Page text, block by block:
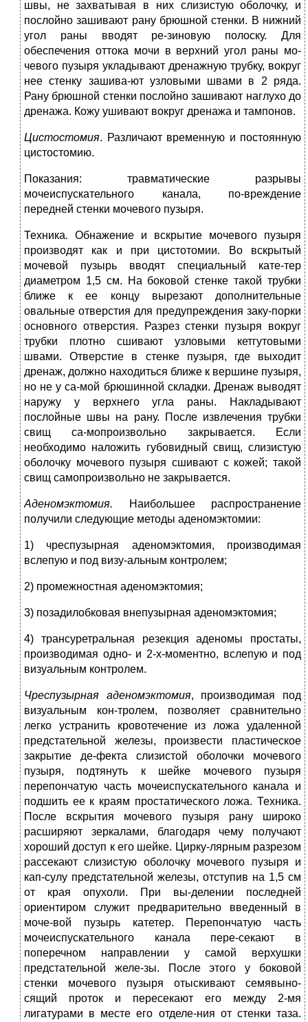
швы, не захватывая в них слизистую оболочку, и
послойно зашивают рану брюшной стенки. В нижний
угол раны вводят ре-зиновую полоску. Для
обеспечения оттока мочи в верхний угол раны мо-
чевого пузыря укладывают дренажную трубку, вокруг
нее стенку зашива-ют узловыми швами в 2 ряда.
Рану брюшной стенки послойно зашивают наглухо до
дренажа. Кожу ушивают вокруг дренажа и тампонов.
Цистостомия. Различают временную и постоянную
цистостомию.
Показания: травматические разрывы
мочеиспускательного канала, по-вреждение
передней стенки мочевого пузыря.
Техника. Обнажение и вскрытие мочевого пузыря
производят как и при цистотомии. Во вскрытый
мочевой пузырь вводят специальный кате-тер
диаметром 1,5 см. На боковой стенке такой трубки
ближе к ее концу вырезают дополнительные
овальные отверстия для предупреждения заку-порки
основного отверстия. Разрез стенки пузыря вокруг
трубки плотно сшивают узловыми кетгутовыми
швами. Отверстие в стенке пузыря, где выходит
дренаж, должно находиться ближе к вершине пузыря,
но не у са-мой брюшинной складки. Дренаж выводят
наружу у верхнего угла раны. Накладывают
послойные швы на рану. После извлечения трубки
свищ са-мопроизвольно закрывается. Если
необходимо наложить губовидный свищ, слизистую
оболочку мочевого пузыря сшивают с кожей; такой
свищ самопроизвольно не закрывается.
Аденомэктомия.
Наибольшее распространение
получили следующие методы аденомэктомии:
1) чреспузырная аденомэктомия, производимая
вслепую и под визу-альным контролем;
2) промежностная аденомэктомия;
3) позадилобковая внепузырная аденомэктомия;
4) трансуретральная резекция аденомы простаты,
производимая одно- и 2-х-моментно, вслепую и под
визуальным контролем.
Чреспузырная аденомэктомия, производимая под
визуальным кон-тролем, позволяет сравнительно
легко устранить кровотечение из ложа удаленной
предстательной железы, произвести пластическое
закрытие де-фекта слизистой оболочки мочевого
пузыря, подтянуть к шейке мочевого пузыря
перепончатую часть мочеиспускательного канала и
подшить ее к краям простатического ложа. Техника.
После вскрытия мочевого пузыря рану широко
расширяют зеркалами, благодаря чему получают
хороший доступ к его шейке. Цирку-лярным разрезом
рассекают слизистую оболочку мочевого пузыря и
кап-сулу предстательной железы, отступив на 1,5 см
от края опухоли. При вы-делении последней
ориентиром служит предварительно введенный в
моче-вой пузырь катетер. Перепончатую часть
мочеиспускательного канала пере-секают в
поперечном направлении у самой верхушки
предстательной желе-зы. После этого у боковой
стенки мочевого пузыря отыскивают семявыно-
сящий проток и пересекают его между 2-мя
лигатурами в месте его отделе-ния от стенки таза.